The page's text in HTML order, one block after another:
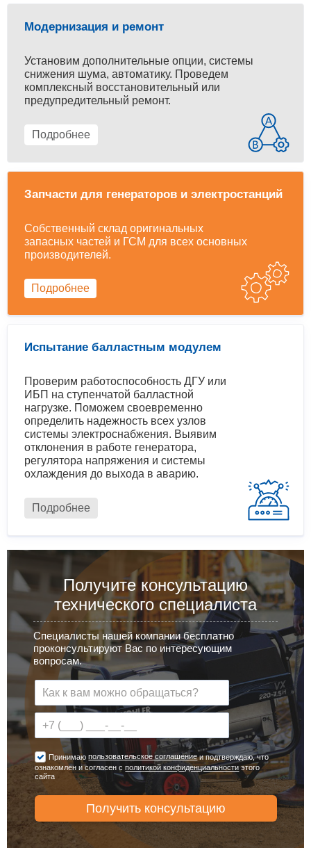
Модернизация и ремонт
Установим дополнительные опции, системы
снижения шума, автоматику. Проведем
комплексный восстановительный или
предупредительный ремонт.
Подробнее
Запчасти для генераторов и электростанций
Собственный склад оригинальных
запасных частей и ГСМ для всех основных
производителей.
Подробнее
Испытание балластным модулем
Проверим работоспособность ДГУ или
ИБП на ступенчатой балластной
нагрузке. Поможем своевременно
определить надежность всех узлов
системы электроснабжения. Выявим
отклонения в работе генератора,
регулятора напряжения и системы
охлаждения до выхода в аварию.
Подробнее
Получите консультацию
технического специалиста
Специалисты нашей компании бесплатно
проконсультируют Вас по интересующим
вопросам.
Принимаюпользовательское соглашениеи подтверждаю, что
ознакомлен и согласен сполитикой конфиденциальностиэтого
сайта